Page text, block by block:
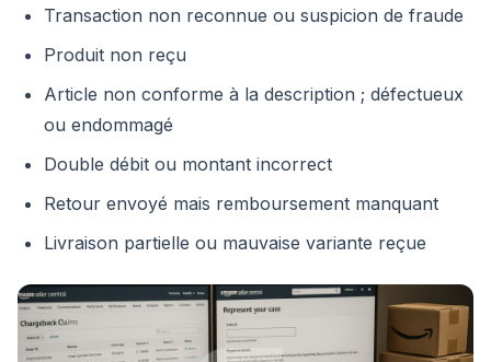
Transaction non reconnue ou suspicion de fraude
Produit non reçu
Article non conforme à la description ; défectueux
ou endommagé
Double débit ou montant incorrect
Retour envoyé mais remboursement manquant
Livraison partielle ou mauvaise variante reçue